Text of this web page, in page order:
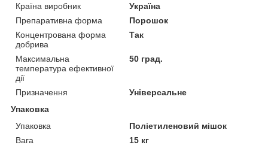
Країна виробник
Україна
Препаративна форма
Порошок
Концентрована форма
добрива
Так
Максимальна
температура ефективної
дії
50 град.
Призначення
Універсальне
Упаковка
Упаковка
Поліетиленовий мішок
Вага
15 кг